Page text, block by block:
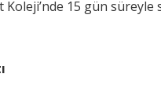
15 gün süreyle